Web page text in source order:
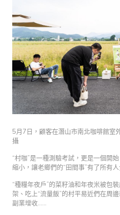
5月7日，顧客在潛山市南北咖啡館室
攝
“村咖”是一種測驗考試，更是一個開
縮小，讓老鄉們的“田間事”有了所有
“種糧年夜戶”的菜籽油和年夜米被包
架、吃上“流量飯”的村平易近們在周
副業增收……